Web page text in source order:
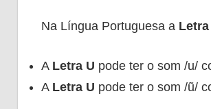
Na Língua Portuguesa a Letra
A Letra U pode ter o som /u/
A Letra U pode ter o som /ũ/